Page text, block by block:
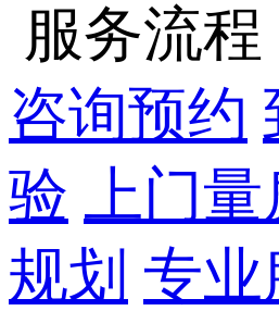
服务流程
咨询预约
验 上门量
规划 专业